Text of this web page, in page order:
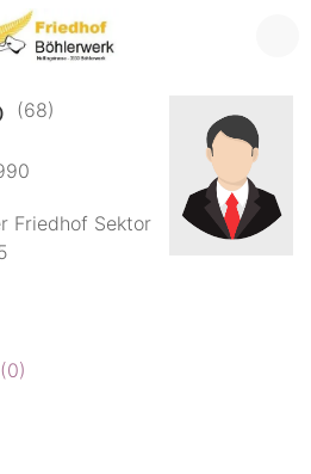
Friedhof
(68)
Friedhof Sektor
(0)